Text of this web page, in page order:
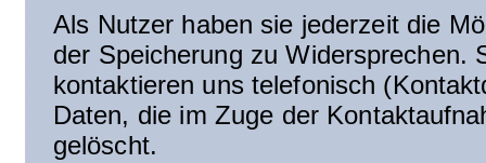
Als Nutzer haben sie jederzeit die
der Speicherung zu Widersprechen.
kontaktieren uns telefonisch
Daten, die im Zuge der
gelöscht.